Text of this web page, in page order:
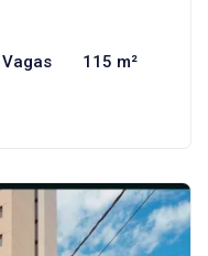
Vagas 115 m²